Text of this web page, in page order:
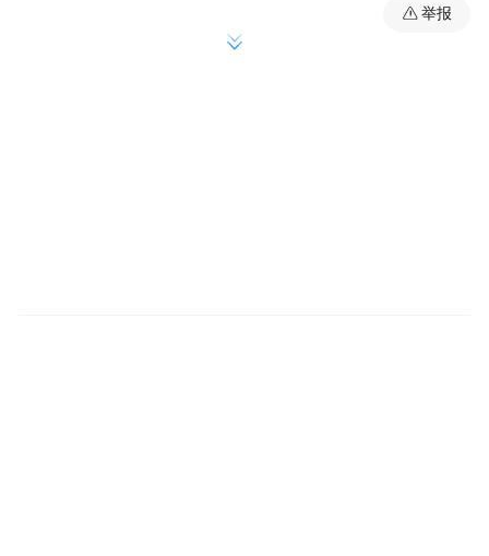
叙介绍展品，而是以问答互动的形式，带着
孩子们一层层剥开老手艺的文化内核。站在
举报